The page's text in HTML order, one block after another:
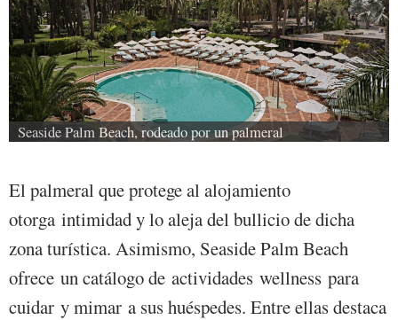
Seaside Palm Beach, rodeado por un palmeral
El palmeral que protege al alojamiento
otorga intimidad y lo aleja del bullicio de dicha
zona turística. Asimismo, Seaside Palm Beach
ofrece un catálogo de actividades wellness para
cuidar y mimar a sus huéspedes. Entre ellas destaca